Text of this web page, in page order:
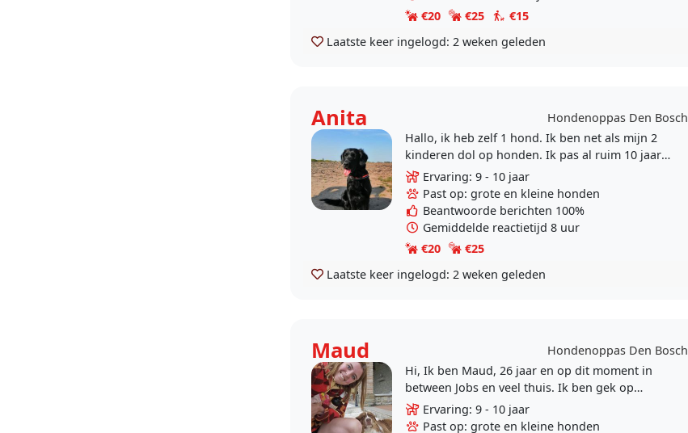
€20
€25
€15
Laatste keer ingelogd: 2 weken geleden
Anita
Hondenoppas Den Bosch
Hallo, ik heb zelf 1 hond. Ik ben net als mijn 2
kinderen dol op honden. Ik pas al ruim 10 jaar
op anderlei soorten honden, ook voor een
langere tijd..
Ervaring: 9 - 10 jaar
Past op: grote en kleine honden
Beantwoorde berichten 100%
Gemiddelde reactietijd 8 uur
€20
€25
Laatste keer ingelogd: 2 weken geleden
Maud
Hondenoppas Den Bosch
Hi, Ik ben Maud, 26 jaar en op dit moment in
between Jobs en veel thuis. Ik ben gek op
honden en heb veel liefde te geven aan een
hond. Wij zouden..
Ervaring: 9 - 10 jaar
Past op: grote en kleine honden